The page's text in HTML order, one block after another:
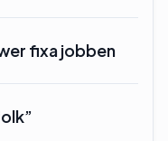
fixa jobben